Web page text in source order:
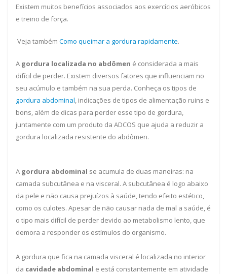
Existem muitos benefícios associados aos exercícios aeróbicos
e treino de força.
Veja também Como queimar a gordura rapidamente.
A gordura localizada no abdômen é considerada a mais
difícil de perder. Existem diversos fatores que influenciam no
seu acúmulo e também na sua perda. Conheça os tipos de
gordura abdominal , indicações de tipos de alimentação ruins e
bons, além de dicas para perder esse tipo de gordura,
juntamente com um produto da ADCOS que ajuda a reduzir a
gordura localizada resistente do abdômen.
A gordura abdominal se acumula de duas maneiras: na
camada subcutânea e na visceral. A subcutânea é logo abaixo
da pele e não causa prejuízos à saúde, tendo efeito estético,
como os culotes. Apesar de não causar nada de mal a saúde, é
o tipo mais difícil de perder devido ao metabolismo lento, que
demora a responder os estímulos do organismo.
A gordura que fica na camada visceral é localizada no interior
da cavidade abdominal e está constantemente em atividade